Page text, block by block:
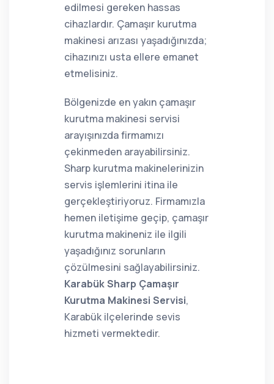
edilmesi gereken hassas
cihazlardır. Çamaşır kurutma
makinesi arızası yaşadığınızda;
cihazınızı usta ellere emanet
etmelisiniz.
Bölgenizde en yakın çamaşır
kurutma makinesi servisi
arayışınızda firmamızı
çekinmeden arayabilirsiniz.
Sharp kurutma makinelerinizin
servis işlemlerini itina ile
gerçekleştiriyoruz. Firmamızla
hemen iletişime geçip, çamaşır
kurutma makineniz ile ilgili
yaşadığınız sorunların
çözülmesini sağlayabilirsiniz.
Karabük Sharp Çamaşır
Kurutma Makinesi Servisi,
Karabük ilçelerinde sevis
hizmeti vermektedir.